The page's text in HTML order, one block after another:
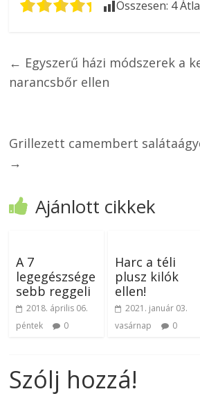
Összesen: 4
← Egyszerű házi módszerek a
narancsbőr ellen
Grillezett camembert
→
Ajánlott cikkek
A 7
legegészsége
sebb reggeli
2018. április 06.
péntek
0
Harc a téli
plusz kilók
ellen!
2021. január 03.
vasárnap
0
Szólj hozzá!